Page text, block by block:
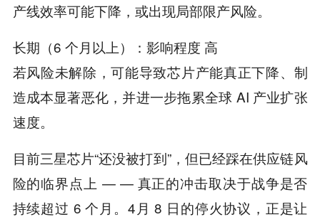
产线效率可能下降，或出现局部限产风险。
长期（6 个月以上）：影响程度 高
若风险未解除，可能导致芯片产能真正下降、制
造成本显著恶化，并进一步拖累全球 AI 产业扩张
速度。
目前三星芯片“还没被打到”，但已经踩在供应链风
险的临界点上 — — 真正的冲击取决于战争是否
持续超过 6 个月。4月 8 日的停火协议，正是让